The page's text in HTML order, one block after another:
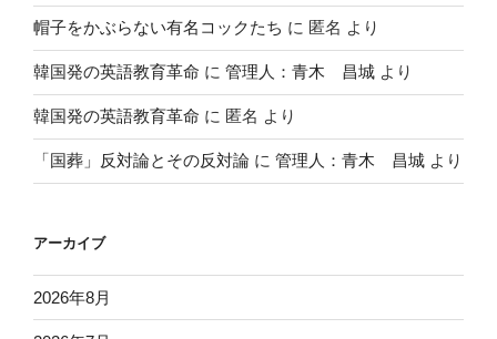
帽子をかぶらない有名コックたち に 匿名 より
韓国発の英語教育革命 に 管理人：青木 昌城 より
韓国発の英語教育革命 に 匿名 より
「国葬」反対論とその反対論 に 管理人：青木 昌城 より
アーカイブ
2026年8月